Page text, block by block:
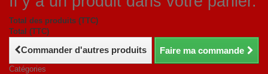
Total des produits (TTC)
Total (TTC)
Commander d'autres produits Faire ma commande
Catégories